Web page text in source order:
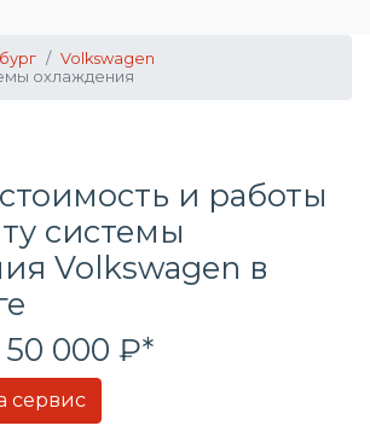
Volkswagen
охлаждения
и работы
системы
Volkswagen в
000 ₽*
сервис